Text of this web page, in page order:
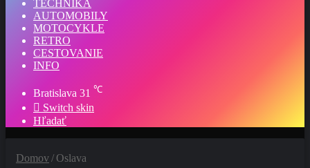
TECHNIKA
AUTOMOBILY
MOTOCYKLE
RETRO
CESTOVANIE
INFO
Bratislava 31 ℃
Switch skin
Hľadať
Domov/ Oslava